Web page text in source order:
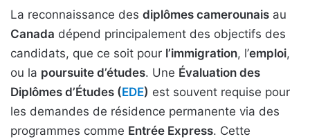
La reconnaissance des diplômes camerounais au
Canada dépend principalement des objectifs des
candidats, que ce soit pour l’immigration, l’emploi,
ou la poursuite d’études. Une Évaluation des
Diplômes d’Études (EDE) est souvent requise pour
les demandes de résidence permanente via des
programmes comme Entrée Express. Cette